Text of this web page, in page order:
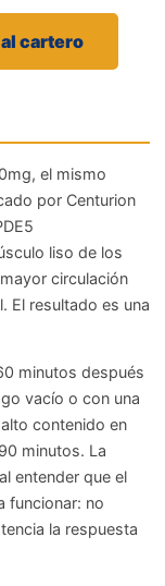
cartero
el mismo
por Centurion
liso de los
circulación
El resultado es una
minutos después
vacío o con una
contenido en
minutos. La
entender que el
funcionar: no
la respuesta